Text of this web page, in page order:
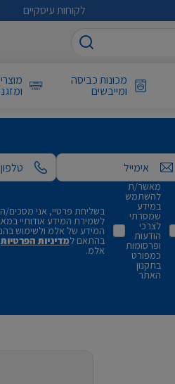
לקוחות עיסקיים
מכונות כביסה
ומייבשים
אימייל
מאשר/ת
להשתמש
במידע
שמסרתי
לצרכי
הודעות
ופרסומות
כמפורט
בתקנון
האתר
בשליחת פרטיי, אני מסכים/ה
לשמירת המידע אודותיי
המידע של אלמ ולשימוש
בהתאם למדיניות הפרטיות
אלמ.